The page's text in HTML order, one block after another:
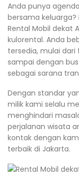
Anda punya
bersama
Rental Mobil dekat
kulorental. Anda
tersedia, mulai dari
sampai dengan
sebagai sarana
Dengan standar
milik kami selalu
menghindari
perjalanan wisata
kontak dengan
terbaik di Jakarta.